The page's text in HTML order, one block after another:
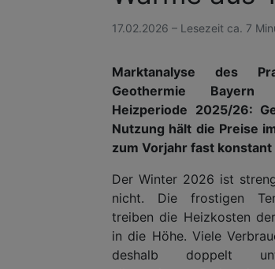
17.02.2026 – Lesezeit ca. 7
Marktanalyse des
Geothermie
Heizperiode 2025/26:
Nutzung hält die Preise
zum Vorjahr fast konstant
Der Winter 2026 ist
nicht. Die frostigen
treiben die Heizkosten
in die Höhe. Viele
deshalb doppelt